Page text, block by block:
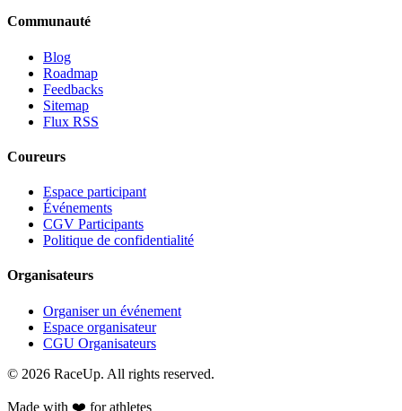
Communauté
Blog
Roadmap
Feedbacks
Sitemap
Flux RSS
Coureurs
Espace participant
Événements
CGV Participants
Politique de confidentialité
Organisateurs
Organiser un événement
Espace organisateur
CGU Organisateurs
© 2026 RaceUp. All rights reserved.
Made with ❤️ for athletes